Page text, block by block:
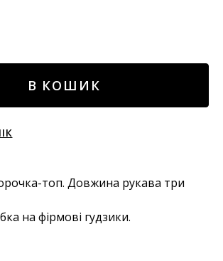
В КОШИК
топ. Довжина рукава три
на фірмові гудзики.